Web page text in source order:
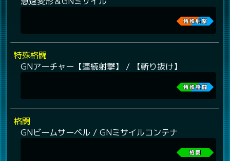
特殊格闘
GNアーチャー【連続射撃】 / 【斬り抜け】
格闘
GNビームサーベル / GNミサイルコンテナ